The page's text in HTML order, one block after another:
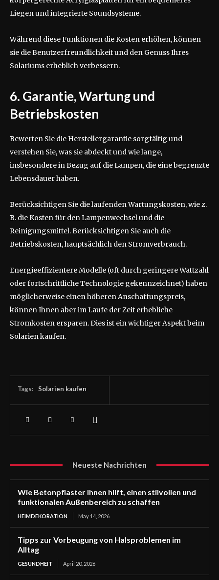
Liegen und integrierte Soundsysteme.
Während diese Funktionen die Kosten erhöhen, können
sie die Benutzerfreundlichkeit und den Genuss Ihres
Solariums erheblich verbessern.
6. Garantie, Wartung und
Betriebskosten
Bewerten Sie die Herstellergarantie sorgfältig und
verstehen Sie, was sie abdeckt und wie lange,
insbesondere in Bezug auf die Lampen, die eine begrenzte
Lebensdauer haben.
Berücksichtigen Sie die laufenden Wartungskosten, wie z.
B. die Kosten für den Lampenwechsel und die
Reinigungsmittel. Berücksichtigen Sie auch die
Betriebskosten, hauptsächlich den Stromverbrauch.
Energieeffizientere Modelle (oft durch geringere Wattzahl
oder fortschrittliche Technologie gekennzeichnet) haben
möglicherweise einen höheren Anschaffungspreis,
können Ihnen aber im Laufe der Zeit erhebliche
Stromkosten ersparen. Dies ist ein wichtiger Aspekt beim
Solarien kaufen.
Tags: Solarien kaufen
Neueste Nachrichten
Wie Betonpflaster Ihnen hilft, einen stilvollen und
funktionalen Außenbereich zu schaffen
HEIMDEKORATION May 14, 2026
Tipps zur Vorbeugung von Halsproblemen im
Alltag
GESUNDHEIT April 20, 2026